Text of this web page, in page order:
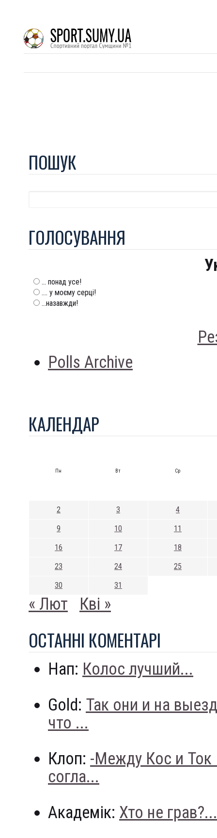
ПОШУК
ГОЛОСУВАННЯ
... понад усе!
.... у моєму серці!
...назавжди!
Polls Archive
КАЛЕНДАР
Пн Вт Ср
2 3 4
9 10 11
16 17 18
23 24 25
30 31
« Лют Кві »
ОСТАННI КОМЕНТАРI
Нап: Колос лучший...
Gold: Так они и на
что ...
Клоп: -Между Кос и
согла...
Академік: Хто не грав?...